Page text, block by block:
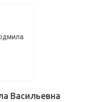
Васильевна